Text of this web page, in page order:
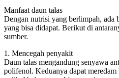
Manfaat daun talas
Dengan nutrisi yang berlimpah, ada
yang bisa didapat. Berikut di
sumber.
1. Mencegah penyakit
Daun talas mengandung senyawa
polifenol. Keduanya dapat meredam